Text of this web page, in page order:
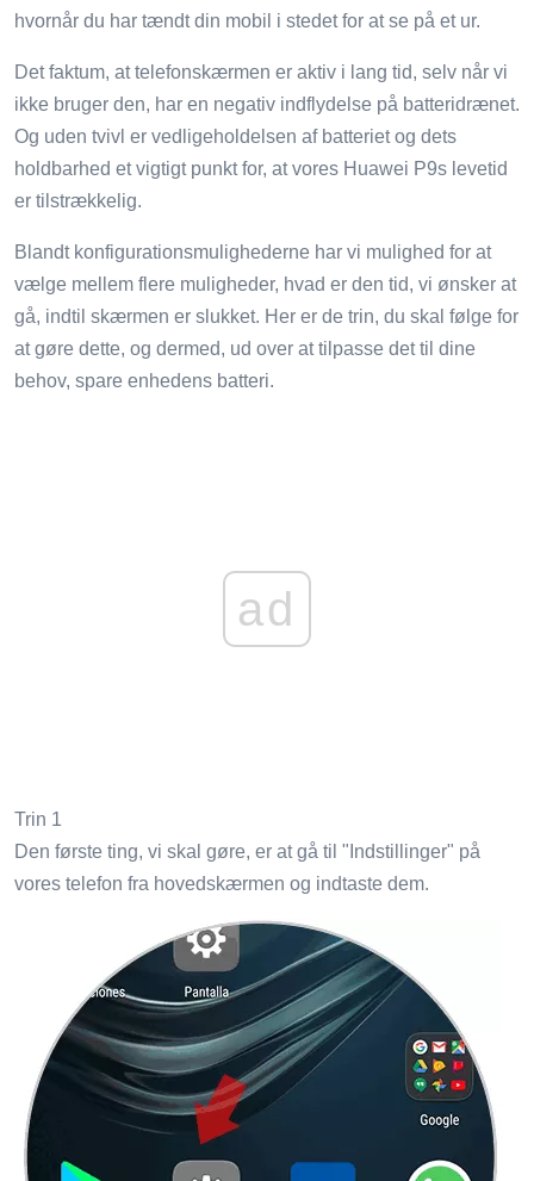
hvornår du har tændt din mobil i stedet for at se på et ur.
Det faktum, at telefonskærmen er aktiv i lang tid, selv når vi
ikke bruger den, har en negativ indflydelse på batteridrænet.
Og uden tvivl er vedligeholdelsen af ​​batteriet og dets
holdbarhed et vigtigt punkt for, at vores Huawei P9s levetid
er tilstrækkelig.
Blandt konfigurationsmulighederne har vi mulighed for at
vælge mellem flere muligheder, hvad er den tid, vi ønsker at
gå, indtil skærmen er slukket. Her er de trin, du skal følge for
at gøre dette, og dermed, ud over at tilpasse det til dine
behov, spare enhedens batteri.
ad
Trin 1
Den første ting, vi skal gøre, er at gå til "Indstillinger" på
vores telefon fra hovedskærmen og indtaste dem.